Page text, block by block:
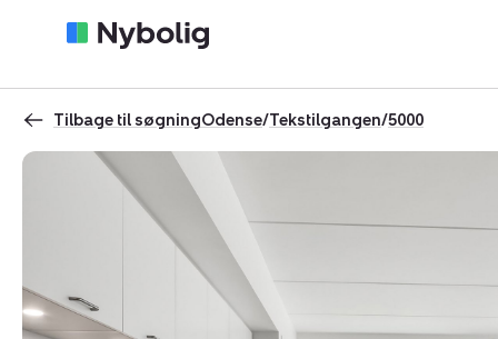
Tilbage til søgningOdense/Tekstilgangen/5000